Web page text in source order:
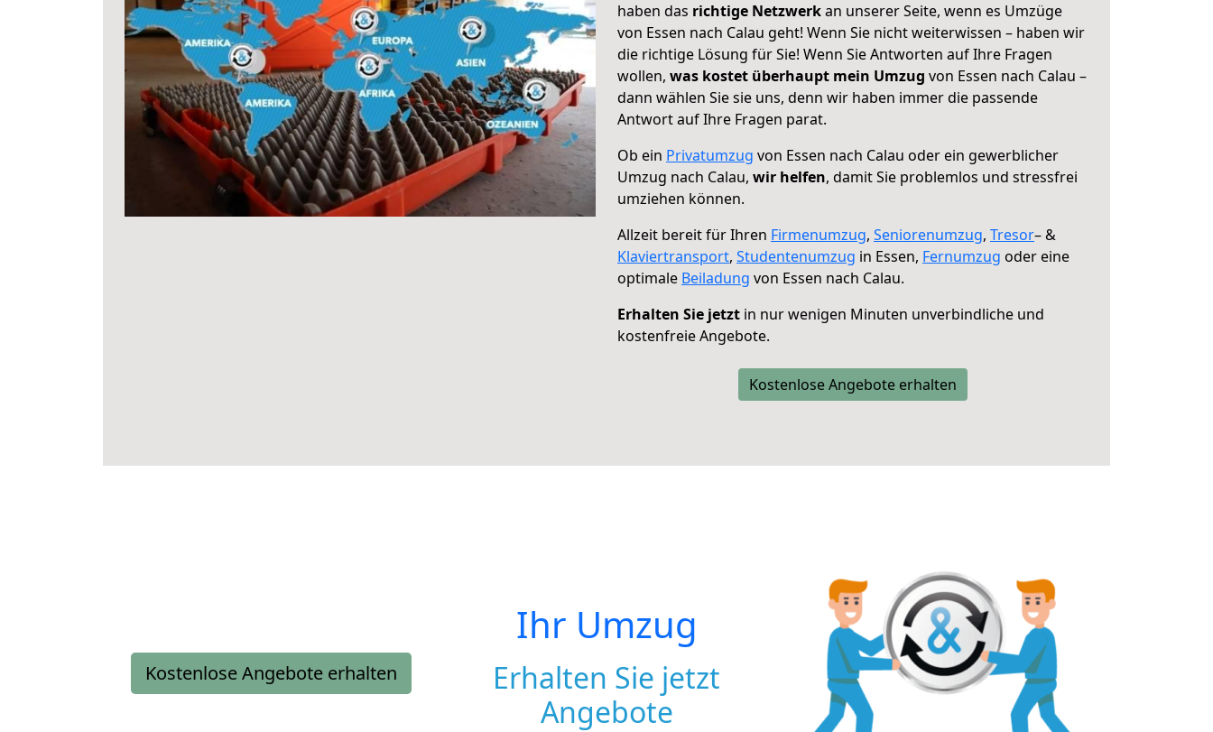
haben das richtige Netzwerkan unserer Seite, wenn es Umzüge
von Essen nach Calau geht! Wenn Sie nicht weiterwissen – haben wir
die richtige Lösung für Sie! Wenn Sie Antworten auf Ihre Fragen
wollen, was kostet überhaupt mein Umzug von Essen nach Calau –
dann wählen Sie sie uns, denn wir haben immer die passende
Antwort auf Ihre Fragen parat.
Ob ein Privatumzug von Essen nach Calau oder ein gewerblicher
Umzug nach Calau, wir helfen, damit Sie problemlos und stressfrei
umziehen können.
Allzeit bereit für Ihren Firmenumzug, Seniorenumzug, Tresor– &
Klaviertransport, Studentenumzug in Essen, Fernumzug oder eine
optimale Beiladung von Essen nach Calau.
Erhalten Sie jetzt in nur wenigen Minuten unverbindliche und
kostenfreie Angebote.
Kostenlose Angebote erhalten
Kostenlose Angebote erhalten
Ihr Umzug
Erhalten Sie jetzt
Angebote